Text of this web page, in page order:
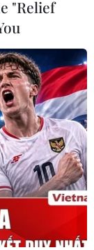
"Relief